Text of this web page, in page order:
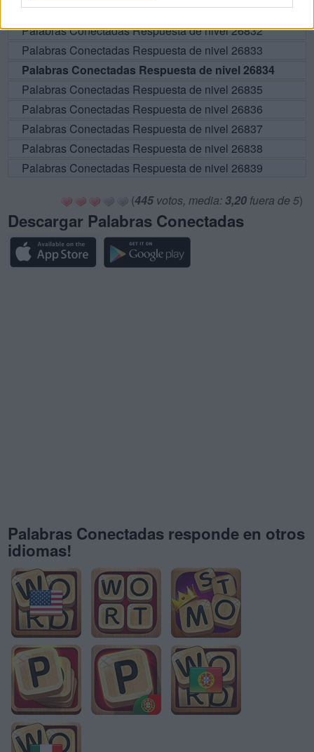
Palabras Conectadas Respuesta de nivel 26831
Palabras Conectadas Respuesta de nivel 26832
Palabras Conectadas Respuesta de nivel 26833
Palabras Conectadas Respuesta de nivel 26834
Palabras Conectadas Respuesta de nivel 26835
Palabras Conectadas Respuesta de nivel 26836
Palabras Conectadas Respuesta de nivel 26837
Palabras Conectadas Respuesta de nivel 26838
Palabras Conectadas Respuesta de nivel 26839
(445votos, media: 3,20 fuera de 5)
Descargar Palabras Conectadas
Palabras Conectadas responde en otros
idiomas!